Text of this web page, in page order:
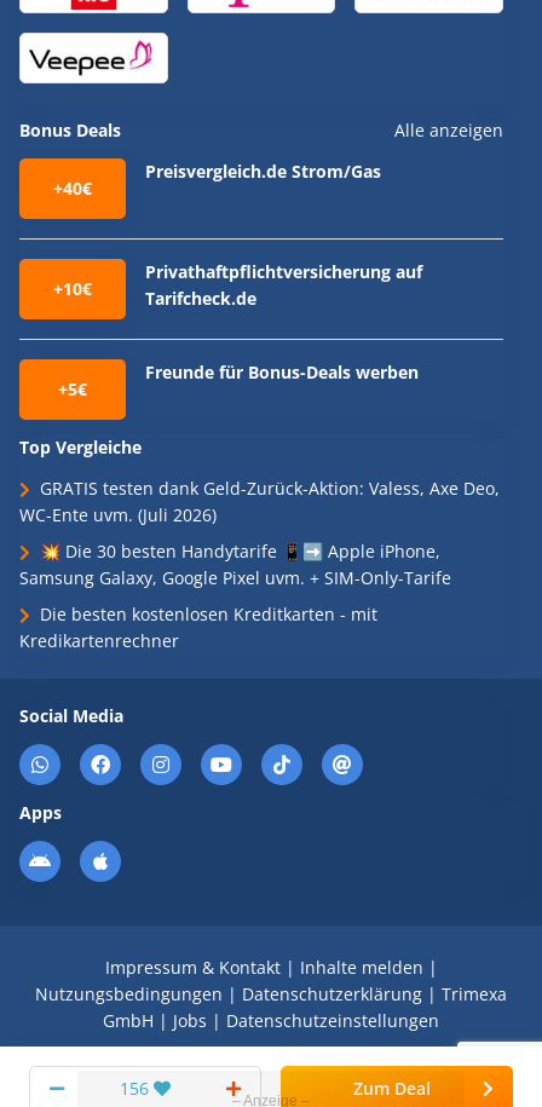
156 Zum Deal
Bonus Deals Alle anzeigen
+40€
Preisvergleich.de Strom/Gas
+10€
Privathaftpflichtversicherung auf
Tarifcheck.de
+5€
Freunde für Bonus-Deals werben
Top Vergleiche
GRATIS testen dank Geld-Zurück-Aktion: Valess, Axe Deo,
WC-Ente uvm. (Juli 2026)
💥 Die 30 besten Handytarife 📱➡️ Apple iPhone,
Samsung Galaxy, Google Pixel uvm. + SIM-Only-Tarife
Die besten kostenlosen Kreditkarten - mit
Kredikartenrechner
Social Media
Apps
Impressum & Kontakt| Inhalte melden |
Nutzungsbedingungen | Datenschutzerklärung | Trimexa
GmbH | Jobs | Datenschutzeinstellungen
© 2008 - 2026 Schnäppchen Blog mit Doktortitel -
DealDoktor.de